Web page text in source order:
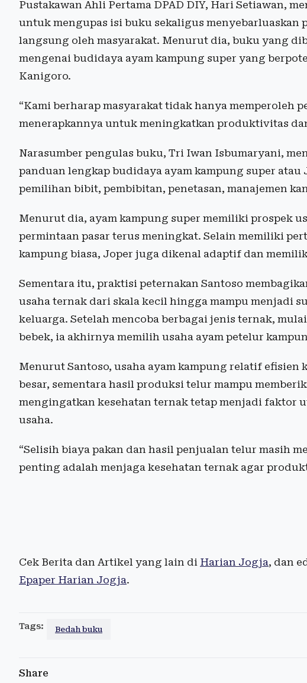
Pustakawan Ahli Pertama DPAD DIY, Hari Setiawan,
untuk mengupas isi buku sekaligus menyebarluaskan
langsung oleh masyarakat. Menurut dia, buku yang
mengenai budidaya ayam kampung super yang
Kanigoro.
“Kami berharap masyarakat tidak hanya memperoleh
menerapkannya untuk meningkatkan produktivitas
Narasumber pengulas buku, Tri Iwan Isbumaryani,
panduan lengkap budidaya ayam kampung super
pemilihan bibit, pembibitan, penetasan, manajemen
Menurut dia, ayam kampung super memiliki prospek
permintaan pasar terus meningkat. Selain memiliki
kampung biasa, Joper juga dikenal adaptif dan
Sementara itu, praktisi peternakan Santoso
usaha ternak dari skala kecil hingga mampu menjadi
keluarga. Setelah mencoba berbagai jenis ternak,
bebek, ia akhirnya memilih usaha ayam petelur
Menurut Santoso, usaha ayam kampung relatif
besar, sementara hasil produksi telur mampu
mengingatkan kesehatan ternak tetap menjadi faktor
usaha.
“Selisih biaya pakan dan hasil penjualan telur masih
penting adalah menjaga kesehatan ternak agar
Cek Berita dan Artikel yang lain di Harian Jogja, dan
Epaper Harian Jogja.
Tags: Bedah buku
Share